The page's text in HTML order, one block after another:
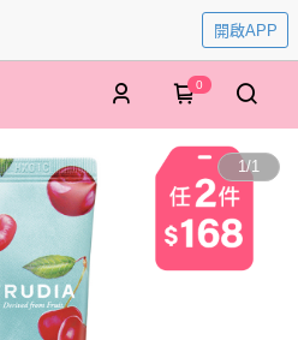
開啟APP
0
1/1